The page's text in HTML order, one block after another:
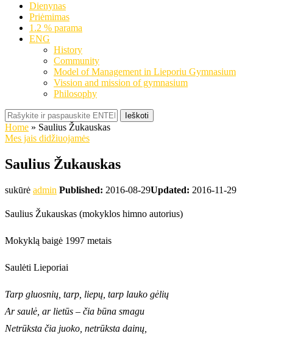
Dienynas
Priėmimas
1.2 % parama
ENG
History
Community
Model of Management in Lieporiu Gymnasium
Vission and mission of gymnasium
Philosophy
Ieškoti
Home » Saulius Žukauskas
Mes jais didžiuojamės
Saulius Žukauskas
sukūrė admin Published: 2016-08-29Updated: 2016-11-29
Saulius Žukauskas (mokyklos himno autorius)
Mokyklą baigė 1997 metais
Saulėti Lieporiai
Tarp gluosnių, tarp, liepų, tarp lauko gėlių
Ar saulė, ar lietūs – čia būna smagu
Netrūksta čia juoko, netrūksta dainų,